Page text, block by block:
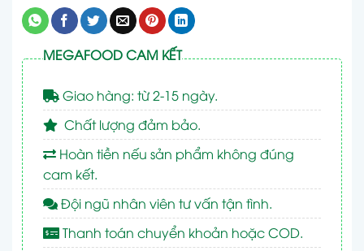
MEGAFOOD CAM KẾT
Giao hàng: từ 2-15 ngày.
Chất lượng đảm bảo.
Hoàn tiền nếu sản phẩm không đúng
cam kết.
Đội ngũ nhân viên tư vấn tận tình.
Thanh toán chuyển khoản hoặc COD.